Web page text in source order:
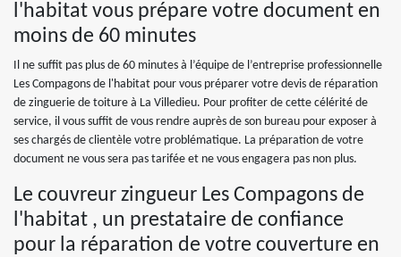
l'habitat vous prépare votre document en
moins de 60 minutes
Il ne suffit pas plus de 60 minutes à l’équipe de l’entreprise professionnelle
Les Compagons de l'habitat pour vous préparer votre devis de réparation
de zinguerie de toiture à La Villedieu. Pour profiter de cette célérité de
service, il vous suffit de vous rendre auprès de son bureau pour exposer à
ses chargés de clientèle votre problématique. La préparation de votre
document ne vous sera pas tarifée et ne vous engagera pas non plus.
Le couvreur zingueur Les Compagons de
l'habitat , un prestataire de confiance
pour la réparation de votre couverture en